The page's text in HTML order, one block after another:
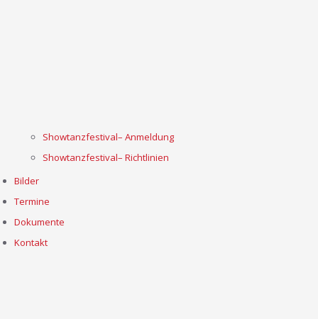
Showtanzfestival– Anmeldung
Showtanzfestival– Richtlinien
Bilder
Termine
Dokumente
Kontakt